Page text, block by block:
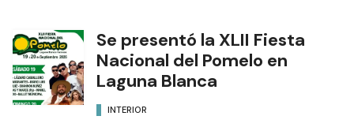
Se presentó la XLII Fiesta
Nacional del Pomelo en
Laguna Blanca
INTERIOR